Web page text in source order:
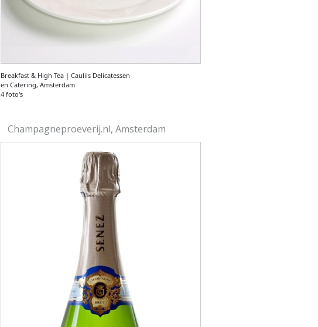
Breakfast & High Tea | Caulils Delicatessen
en Catering, Amsterdam
4 foto's
Champagneproeverij.nl, Amsterdam